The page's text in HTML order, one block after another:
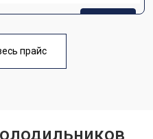
от 1700 ₽ Заказать
от 2550 ₽
от 3650 ₽ Заказать
прайс